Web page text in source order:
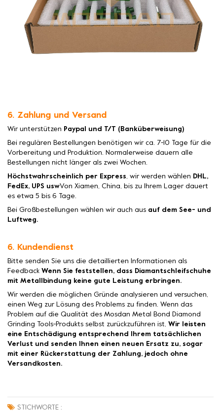
6. Zahlung und Versand
Wir unterstützen Paypal und T/T (Banküberweisung)
Bei regulären Bestellungen benötigen wir ca. 7-10 Tage für die
Vorbereitung und Produktion. Normalerweise dauern alle
Bestellungen nicht länger als zwei Wochen.
Höchstwahrscheinlich per Express, wir werden wählen DHL,
FedEx, UPS uswVon Xiamen, China, bis zu Ihrem Lager dauert
es etwa 5 bis 6 Tage.
Bei Großbestellungen wählen wir auch aus auf dem See- und
Luftweg.
6. Kundendienst
Bitte senden Sie uns die detaillierten Informationen als
Feedback Wenn Sie feststellen, dass Diamantschleifschuhe
mit Metallbindung keine gute Leistung erbringen.
Wir werden die möglichen Gründe analysieren und versuchen,
einen Weg zur Lösung des Problems zu finden. Wenn das
Problem auf die Qualität des Mosdan Metal Bond Diamond
Grinding Tools-Produkts selbst zurückzuführen ist, Wir leisten
eine Entschädigung entsprechend Ihrem tatsächlichen
Verlust und senden Ihnen einen neuen Ersatz zu, sogar
mit einer Rückerstattung der Zahlung, jedoch ohne
Versandkosten.
STICHWORTE :